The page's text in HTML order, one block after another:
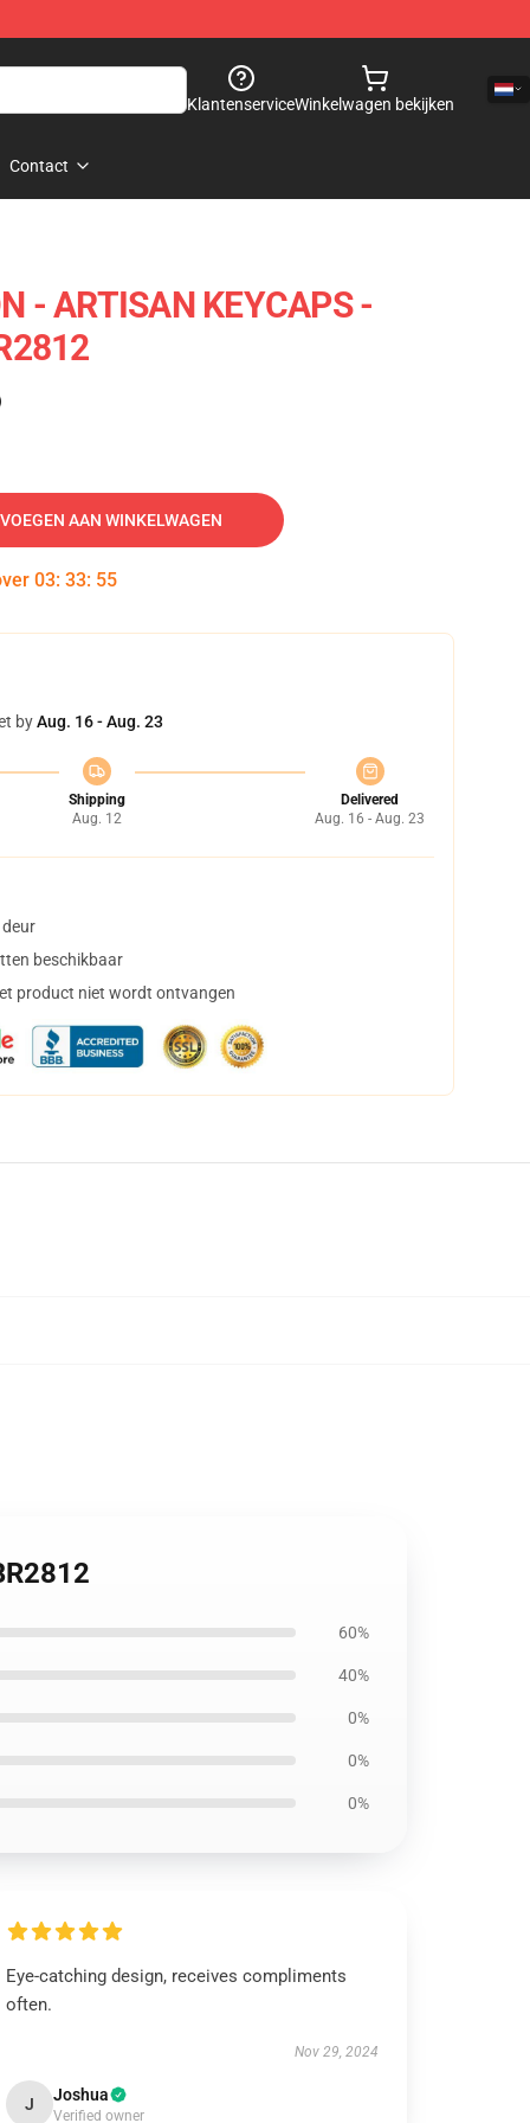
KlantenserviceWinkelwagen bekijken
Contact
- ARTISAN KEYCAPS -
AAN WINKELWAGEN
03: 33: 55
byAug. 16 - Aug. 23
Shipping
Aug. 12
Delivered
Aug. 16 - Aug. 23
beschikbaar
product niet wordt ontvangen
60%
40%
0%
0%
0%
Eye-catching design, receives compliments
often.
Nov 29, 2024
J Joshua
Verified owner